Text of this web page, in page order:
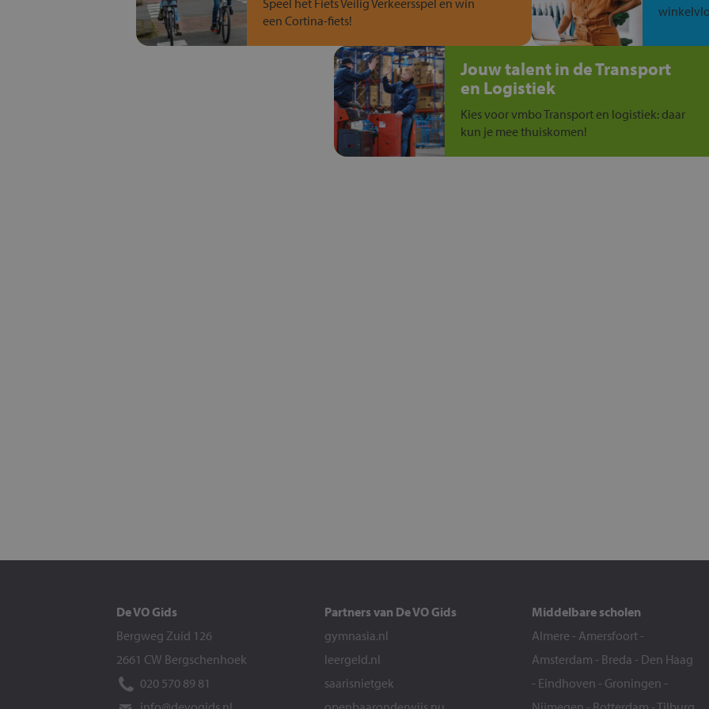
Speel het Fiets Veilig Verkeersspel en win
een Cortina-fiets!
Jouw talent in de Transport
en Logistiek
Kies voor vmbo Transport en logistiek: daar
kun je mee thuiskomen!
De VO Gids
Bergweg Zuid 126
2661 CW Bergschenhoek
020 570 89 81
Partners van De VO Gids
gymnasia.nl
leergeld.nl
saarisnietgek
Middelbare scholen
Almere - Amersfoort -
Amsterdam - Breda - Den Haag
- Eindhoven - Groningen -